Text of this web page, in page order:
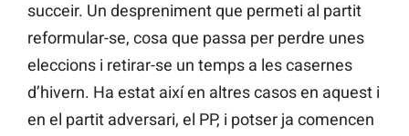
succeir. Un despreniment que permeti al partit
reformular-se, cosa que passa per perdre unes
eleccions i retirar-se un temps a les casernes
d’hivern. Ha estat així en altres casos en aquest i
en el partit adversari, el PP, i potser ja comencen